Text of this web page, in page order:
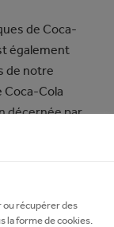
de Coca-
également
de notre
Coca-Cola
décernée par
bonne voie.
groupe
nette
ou récupérer des
forme de cookies.